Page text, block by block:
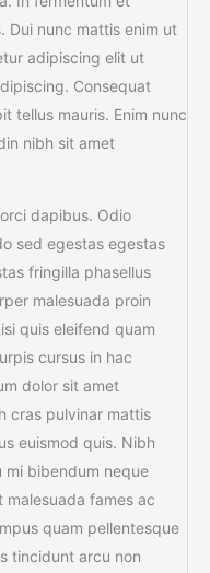
Dui nunc mattis enim ut
adipiscing elit ut
Consequat
tellus mauris. Enim nunc
nibh sit amet
dapibus. Odio
sed egestas egestas
fringilla phasellus
malesuada proin
quis eleifend quam
cursus in hac
dolor sit amet
cras pulvinar mattis
euismod quis. Nibh
mi bibendum neque
fames ac
quam pellentesque
tincidunt arcu non